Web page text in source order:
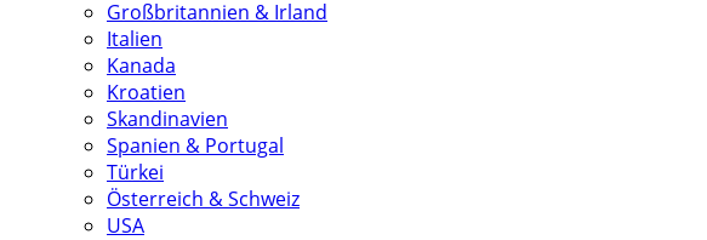
Großbritannien & Irland
Italien
Kanada
Kroatien
Skandinavien
Spanien & Portugal
Türkei
Österreich & Schweiz
USA